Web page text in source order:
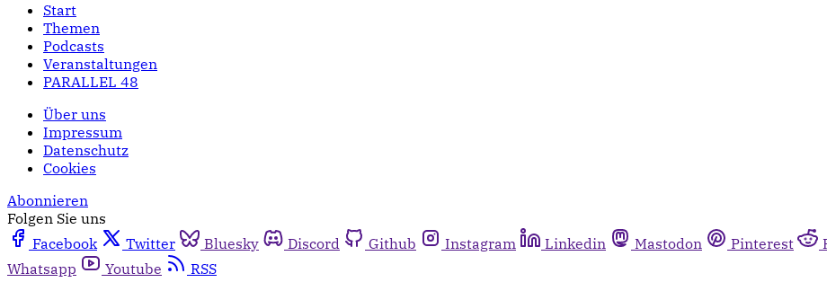
Start
Themen
Podcasts
Veranstaltungen
PARALLEL 48
Über uns
Impressum
Datenschutz
Cookies
Abonnieren
Folgen Sie uns
Facebook
Twitter Bluesky Discord Github Instagram Linkedin Mastodon Pinterest
Whatsapp
Youtube
RSS